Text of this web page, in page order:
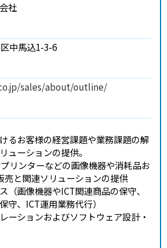
社
中馬込1-3-6
sales/about/outline/
るお客様の経営課題や業務課題の解
ューションの提供。
リンターなどの画像機器や消耗品お
売と関連ソリューションの提供
（画像機器やICT関連商品の保守、
守、ICT運用業務代行）
ーションおよびソフトウェア設計・